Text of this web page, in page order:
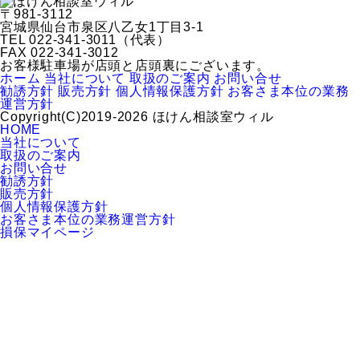
〒981-3112
宮城県仙台市泉区八乙女1丁目3-1
TEL 022-341-3011（代表）
FAX 022-341-3012
お客様駐車場が店頭と店頭裏にございます。
ホーム 当社について 取扱のご案内 お問い合せ
勧誘方針 販売方針 個人情報保護方針 お客さま本位の業務
運営方針
Copyright(C)2019-2026 ほけん相談室ウィル
HOME
当社について
取扱のご案内
お問い合せ
勧誘方針
販売方針
個人情報保護方針
お客さま本位の業務運営方針
損保マイページ